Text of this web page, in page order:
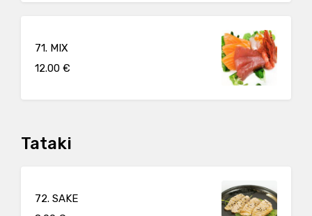
71. MIX
12.00 €
Tataki
72. SAKE